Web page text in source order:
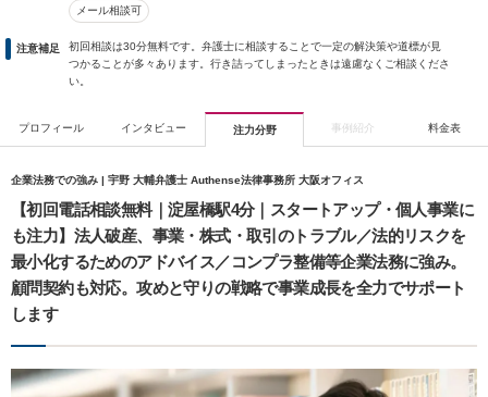
メール相談可
注意補足
初回相談は30分無料です。弁護士に相談することで一定の解決策や道標が見
つかることが多々あります。行き詰ってしまったときは遠慮なくご相談くださ
い。
プロフィール インタビュー 注力分野 事例紹介 料金表
企業法務での強み | 宇野 大輔弁護士 Authense法律事務所 大阪オフィス
【初回電話相談無料｜淀屋橋駅4分｜スタートアップ・個人事業に
も注力】法人破産、事業・株式・取引のトラブル／法的リスクを
最小化するためのアドバイス／コンプラ整備等企業法務に強み。
顧問契約も対応。攻めと守りの戦略で事業成長を全力でサポート
します